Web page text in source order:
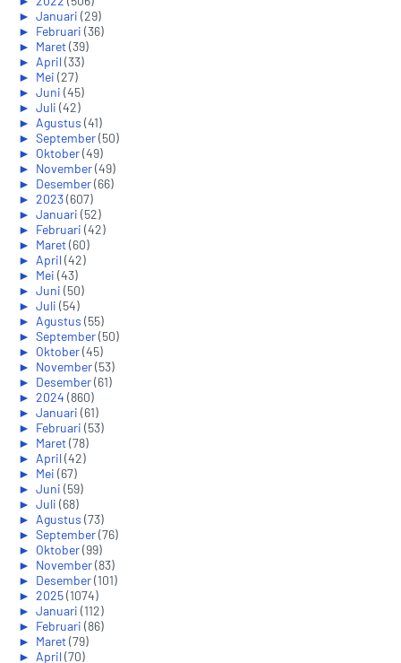
► Januari (29)
► Februari (36)
► Maret(39)
► April(33)
► Mei (27)
► Juni (45)
► Juli (42)
► Agustus (41)
► September(50)
► Oktober(49)
► November(49)
► Desember(66)
► 2023(607)
► Januari (52)
► Februari (42)
► Maret(60)
► April(42)
► Mei (43)
► Juni (50)
► Juli (54)
► Agustus (55)
► September(50)
► Oktober(45)
► November(53)
► Desember(61)
► 2024 (860)
► Januari (61)
► Februari (53)
► Maret(78)
► April(42)
► Mei (67)
► Juni (59)
► Juli (68)
► Agustus (73)
► September(76)
► Oktober(99)
► November(83)
► Desember(101)
► 2025(1074)
► Januari (112)
► Februari (86)
► Maret(79)
► April(70)